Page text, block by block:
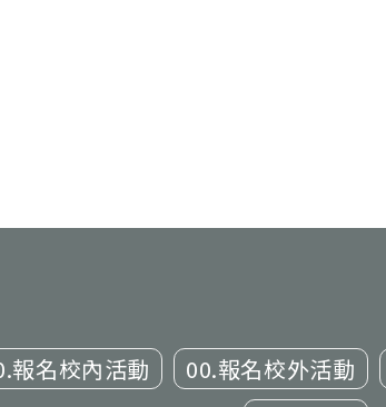
報名校內活動 00.報名校外活動